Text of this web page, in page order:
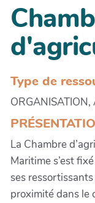
Type de
ORGANISATION,
La Chambre
Maritime s’est
ses
proximité dans le